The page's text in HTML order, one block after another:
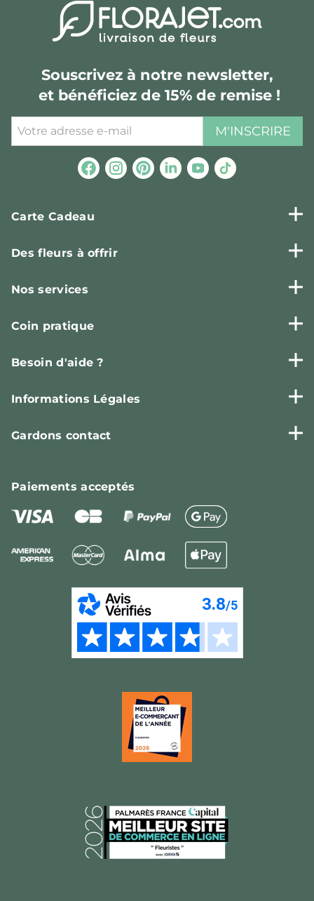
Souscrivez à notre newsletter,
et bénéficiez de 15% de remise !
M'INSCRIRE
Carte Cadeau
Des fleurs à offrir
Nos services
Coin pratique
Besoin d'aide ?
Informations Légales
Gardons contact
Paiementsacceptés